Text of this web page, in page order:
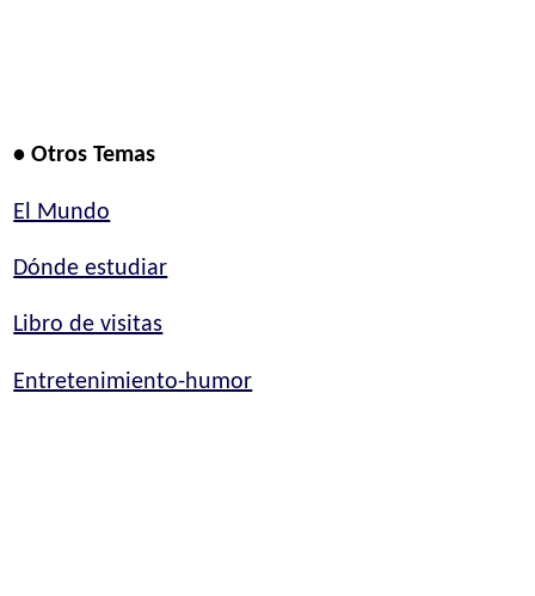
• Otros Temas
El Mundo
Dónde estudiar
Libro de visitas
Entretenimiento-humor